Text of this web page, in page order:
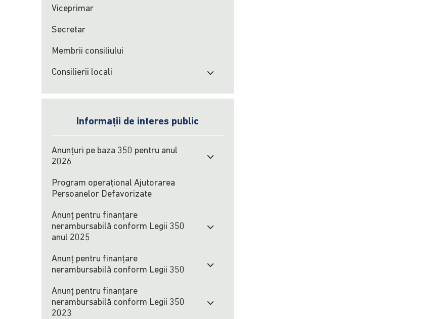
Viceprimar
Secretar
Membrii consiliului
Consilierii locali
Informații de interes public
Anunțuri pe baza 350 pentru anul
2026
Program operațional Ajutorarea
Persoanelor Defavorizate
Anunț pentru finanțare
nerambursabilă conform Legii 350
anul 2025
Anunț pentru finanțare
nerambursabilă conform Legii 350
Anunț pentru finanțare
nerambursabilă conform Legii 350
2023